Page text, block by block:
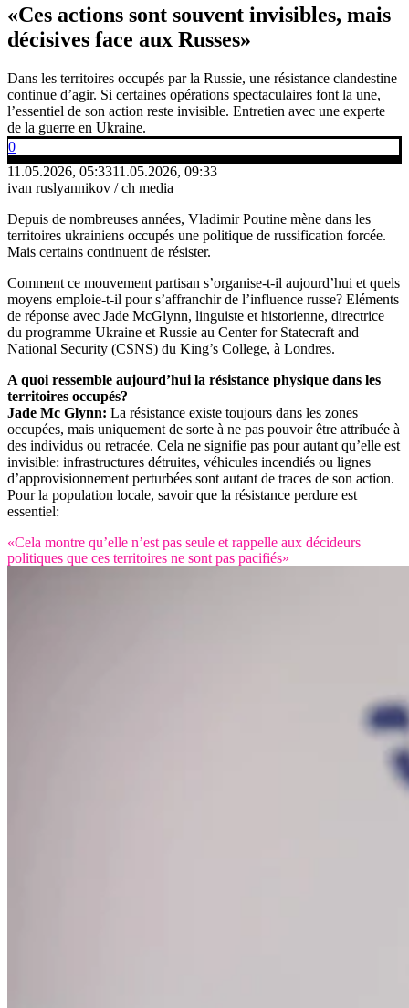
«Ces actions sont souvent invisibles, mais
décisives face aux Russes»
Dans les territoires occupés par la Russie, une résistance clandestine
continue d’agir. Si certaines opérations spectaculaires font la une,
l’essentiel de son action reste invisible. Entretien avec une experte
de la guerre en Ukraine.
0
11.05.2026, 05:3311.05.2026, 09:33
ivan ruslyannikov / ch media
Depuis de nombreuses années, Vladimir Poutine mène dans les
territoires ukrainiens occupés une politique de russification forcée.
Mais certains continuent de résister.
Comment ce mouvement partisan s’organise-t-il aujourd’hui et quels
moyens emploie-t-il pour s’affranchir de l’influence russe? Eléments
de réponse avec Jade McGlynn, linguiste et historienne, directrice
du programme Ukraine et Russie au Center for Statecraft and
National Security (CSNS) du King’s College, à Londres.
A quoi ressemble aujourd’hui la résistance physique dans les
territoires occupés?
Jade Mc Glynn: La résistance existe toujours dans les zones
occupées, mais uniquement de sorte à ne pas pouvoir être attribuée à
des individus ou retracée. Cela ne signifie pas pour autant qu’elle est
invisible: infrastructures détruites, véhicules incendiés ou lignes
d’approvisionnement perturbées sont autant de traces de son action.
Pour la population locale, savoir que la résistance perdure est
essentiel:
«Cela montre qu’elle n’est pas seule et rappelle aux décideurs
politiques que ces territoires ne sont pas pacifiés»